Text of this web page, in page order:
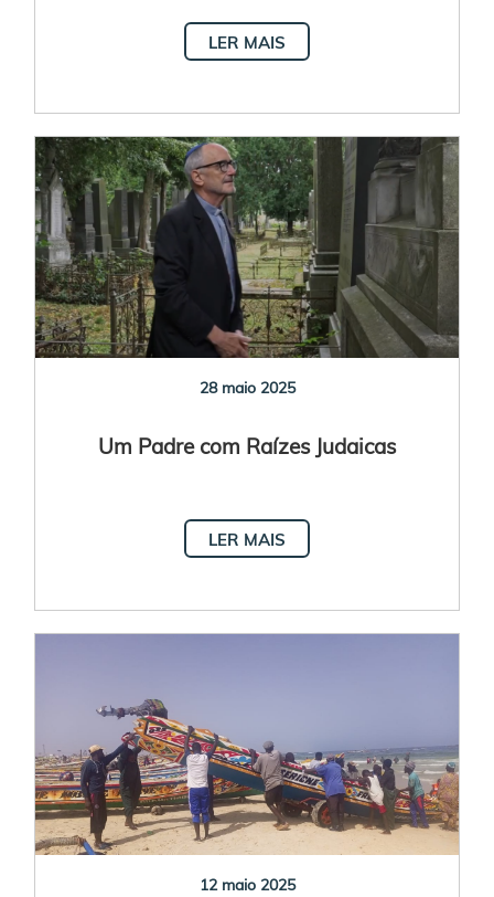
LER MAIS
28 maio 2025
Um Padre com Raízes Judaicas
LER MAIS
12 maio 2025